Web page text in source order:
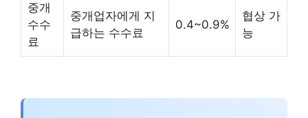
중개
수수
료
중개업자에게 지
급하는 수수료
0.4~0.9%
협상 가
능